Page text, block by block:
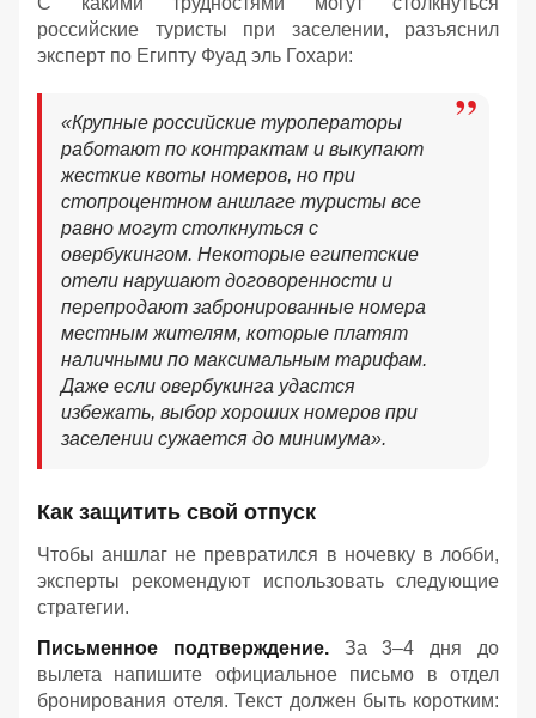
российские туристы при заселении, разъяснил
эксперт по Египту Фуад эль Гохари:
«Крупные российские туроператоры
работают по контрактам и выкупают
жесткие квоты номеров, но при
стопроцентном аншлаге туристы все
равно могут столкнуться с
овербукингом. Некоторые египетские
отели нарушают договоренности и
перепродают забронированные номера
местным жителям, которые платят
наличными по максимальным тарифам.
Даже если овербукинга удастся
избежать, выбор хороших номеров при
заселении сужается до минимума».
Как защитить свой отпуск
Чтобы аншлаг не превратился в ночевку в лобби,
эксперты рекомендуют использовать следующие
стратегии.
Письменное подтверждение.За 3–4 дня до
вылета напишите официальное письмо в отдел
бронирования отеля. Текст должен быть коротким: